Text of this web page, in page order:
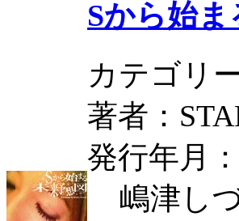
Sから始
カテゴリ
著者：
発行年月
嶋津し